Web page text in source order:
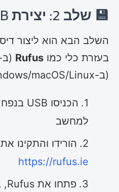
💾 שלב 2: יצירת USB ניתן לאתחול
בעזרת כלי כמו Rufus
(ב-Windows/macOS/Linux) [page:1].
למחשב
הורידו והתקינו את
https://rufus.ie